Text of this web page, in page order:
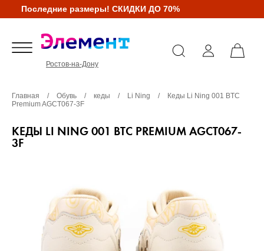
Последние размеры! СКИДКИ ДО 70%
Ростов-на-Дону
Главная / Обувь / кеды / Li Ning /
Кеды Li Ning 001 BTC
Premium AGCT067-3F
КЕДЫ LI NING 001 BTC PREMIUM AGCT067-
3F